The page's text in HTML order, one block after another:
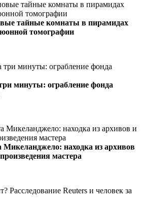
тайные комнаты в пирамидах
томографии
минуты: ограбление фонда
Микеланджело: находка из архивов
мастера